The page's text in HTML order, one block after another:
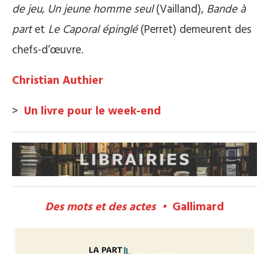
de jeu, Un jeune homme seul(Vailland), Bande à
partet Le Caporal épinglé(Perret) demeurent des
chefs-d’œuvre.
Christian Authier
> Un livre pour le week-end
Des mots et des actes • Gallimard